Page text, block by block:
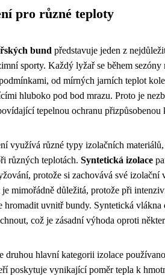
pro různé teploty
bund představuje jeden z
sporty. Každý lyžař se během sezóny
od mírných jarních teplot
hluboko pod bod mrazu. Proto je
tepelnou ochranu
využívá různé typy izolačních
různých teplotách. Syntetická izolace
protože si zachovává své izolační
mimořádně důležitá, protože při
hromadit uvnitř bundy. Syntetická
což je zásadní výhoda oproti
druhou hlavní kategorii izolace
poskytuje vynikající poměr tepla k